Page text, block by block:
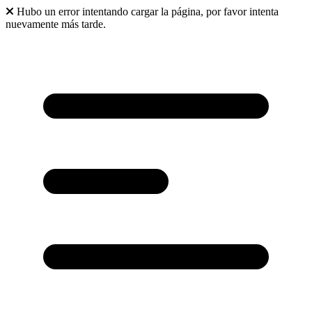
Hubo un error intentando cargar la página, por favor intenta
nuevamente más tarde.